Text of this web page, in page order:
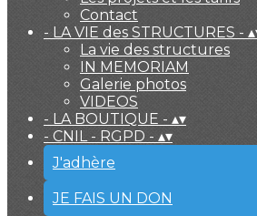
Contact
- LA VIE des STRUCTURES - ▴
La vie des structures
IN MEMORIAM
Galerie photos
VIDEOS
- LA BOUTIQUE - ▴▾
- CNIL - RGPD - ▴▾
J'adhère
JE FAIS UN DON